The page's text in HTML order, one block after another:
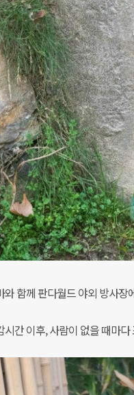
함께 판다월드 야외 방사장
시간 이후, 사람이 없을 때마